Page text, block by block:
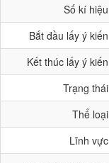
Số kí hiệu
Bắt đầu lấy ý kiến
Kết thúc lấy ý kiến
Trạng thái
Thể loại
Lĩnh vực